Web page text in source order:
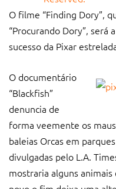
O filme “Finding Dory”,
“Procurando Dory”, será
sucesso da Pixar
O documentário
“Blackfish”
denuncia de
forma veemente os
baleias Orcas em
divulgadas pelo L.A.
mostraria alguns